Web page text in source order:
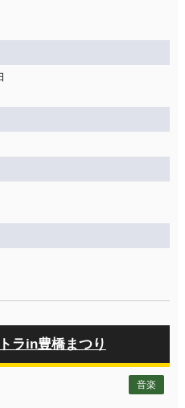
ラin豊橋まつり
音楽